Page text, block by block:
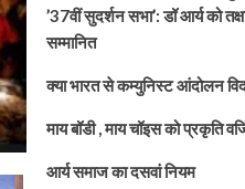
’37वीं सुदर्शन सभा’: डॉ आर्य को
सम्मानित
क्या भारत से कम्युनिस्ट आंदोलन
माय बॉडी , माय चॉइस को प्रकृति
आर्य समाज का दसवां नियम